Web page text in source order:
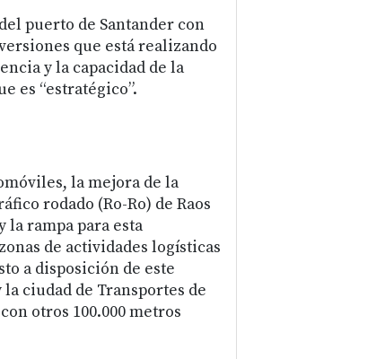
puerto de Santander con
que está realizando
y la capacidad de la
es “estratégico”.
la mejora de la
rodado (Ro-Ro) de Raos
la rampa para esta
de actividades logísticas
a disposición de este
ciudad de Transportes de
otros 100.000 metros